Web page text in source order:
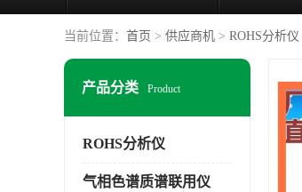
当前位置： 首页 > 供应商机 > ROHS分析仪
产品分类 Product
ROHS分析仪
气相色谱质谱联用仪